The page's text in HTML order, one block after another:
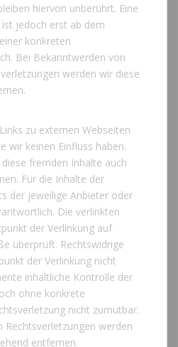
hiervon unberührt. Eine
jedoch erst ab dem
konkreten
Bei Bekanntwerden von
werden wir diese
zu externen Webseiten
wir keinen Einfluss haben.
fremden Inhalte auch
Für die Inhalte der
der jeweilige Anbieter oder
Die verlinkten
der Verlinkung auf
überprüft. Rechtswidrige
der Verlinkung nicht
inhaltliche Kontrolle der
ohne konkrete
nicht zumutbar.
Rechtsverletzungen werden
entfernen.